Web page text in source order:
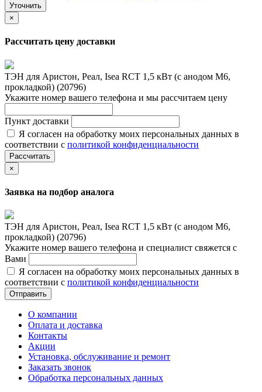
Уточнить
×
Рассчитать цену доставки
ТЭН для Аристон, Реал, Isea RCT 1,5 кВт (с анодом М6,
прокладкой) (20796)
Укажите номер вашего телефона и мы рассчитаем цену
Пункт доставки
Я согласен на обработку моих персональных данных в
соответствии с политикой конфиденциальности
Рассчитать
×
Заявка на подбор аналога
ТЭН для Аристон, Реал, Isea RCT 1,5 кВт (с анодом М6,
прокладкой) (20796)
Укажите номер вашего телефона и специалист свяжется с
Вами
Я согласен на обработку моих персональных данных в
соответствии с политикой конфиденциальности
Отправить
О компании
Оплата и доставка
Контакты
Акции
Установка, обслуживание и ремонт
Заказать звонок
Обработка персональных данных